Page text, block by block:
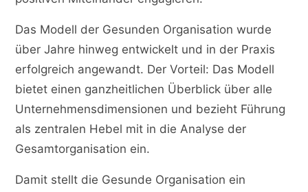
Das Modell der Gesunden Organisation wurde
über Jahre hinweg entwickelt und in der Praxis
erfolgreich angewandt. Der Vorteil: Das Modell
bietet einen ganzheitlichen Überblick über alle
Unternehmensdimensionen und bezieht Führung
als zentralen Hebel mit in die Analyse der
Gesamtorganisation ein.
Damit stellt die Gesunde Organisation ein